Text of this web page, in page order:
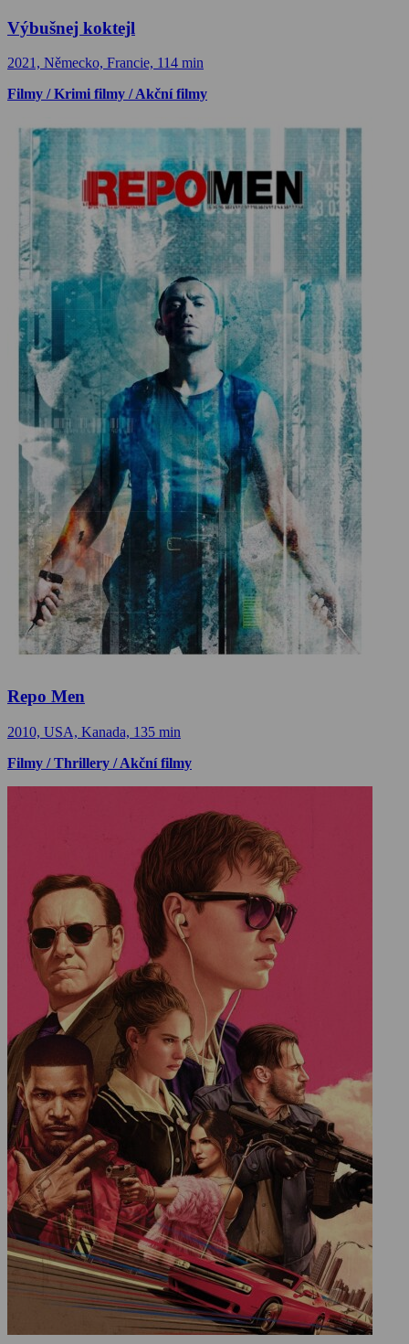
Výbušnej koktejl
2021, Německo, Francie, 114 min
Filmy / Krimi filmy / Akční filmy
Repo Men
2010, USA, Kanada, 135 min
Filmy / Thrillery / Akční filmy